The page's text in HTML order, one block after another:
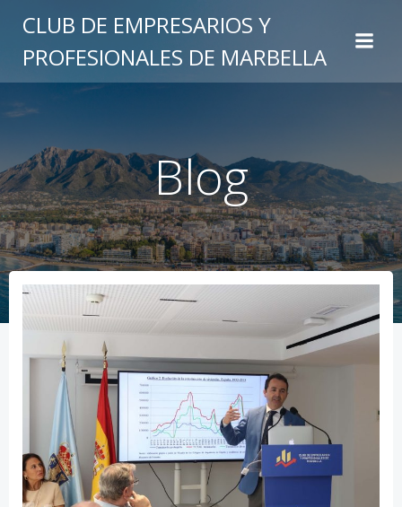
al
contenido
CLUB DE EMPRESARIOS Y
PROFESIONALES DE MARBELLA
Blog